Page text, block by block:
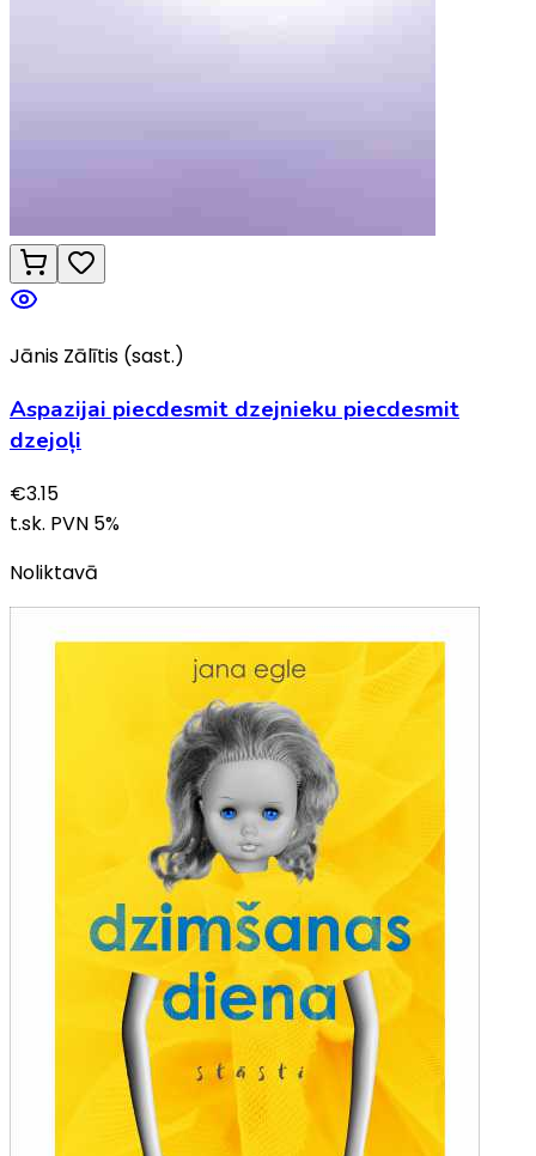
Jānis Zālītis (sast.)
Aspazijai piecdesmit dzejnieku piecdesmit
dzejoļi
€3.15
t.sk. PVN 5%
Noliktavā